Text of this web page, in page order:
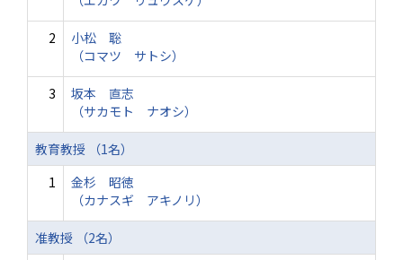
2
小松 聡
（コマツ サトシ）
3
坂本 直志
（サカモト ナオシ）
教育教授 （1名）
1
金杉 昭徳
（カナスギ アキノリ）
准教授 （2名）